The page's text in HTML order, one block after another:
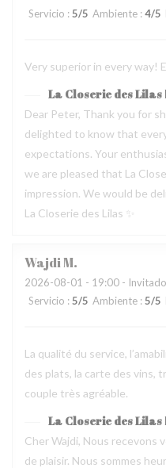
Servicio : 5/5 Ambiente : 4/5
Very superior in every way!
La Closerie des Lilas
Dear Peter, Thank you for
delighted to know that
expectations. Your
we are pleased that La
impression. We would be
La Closerie des Lilas ✨
WajdiM
2026-08-01 - 19:00 -
Servicio : 5/5 Ambiente : 5/5
La qualité du service,
des plats, la carte des vins,
couple très agréable.
La Closerie des Lilas
Cher Wajdi, Nous recevons
de plaisir. Nous sommes